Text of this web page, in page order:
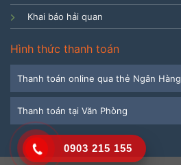
Khai báo hải quan
Hình thức thanh toán
Thanh toán online qua thẻ Ngân Hàng
Thanh toán tại Văn Phòng
0903 215 155